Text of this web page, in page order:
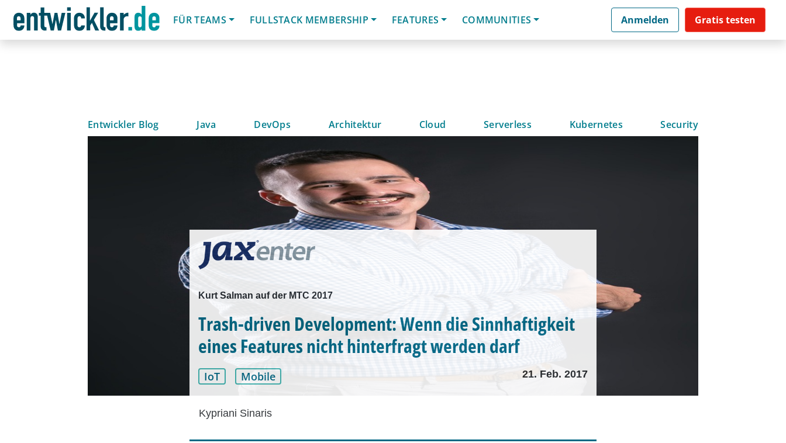
FÜR TEAMS
FULLSTACK MEMBERSHIP FEATURES COMMUNITIES Anmelden Gratis testen
Entwickler Blog Java DevOps Architektur Cloud Serverless Kubernetes Security
Kurt Salman auf der MTC 2017
Trash-driven Development: Wenn die Sinnhaftigkeit
eines Features nicht hinterfragt werden darf
IoT Mobile 21. Feb. 2017
Kypriani Sinaris